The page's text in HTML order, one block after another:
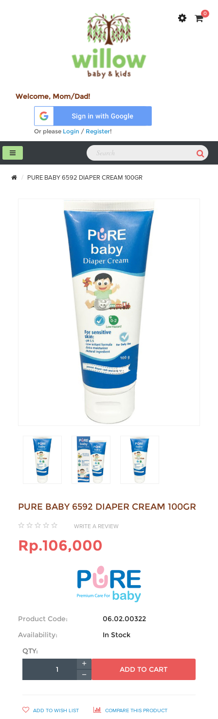
0
Welcome, Mom/Dad!
Or please Login / Register!
PURE BABY 6592 DIAPER CREAM 100GR
PURE BABY 6592 DIAPER CREAM 100GR
WRITE A REVIEW
Rp.106,000
Product Code:
06.02.00322
Availability:
In Stock
QTY:
ADD TO CART
ADD TO WISH LIST COMPARE THIS PRODUCT